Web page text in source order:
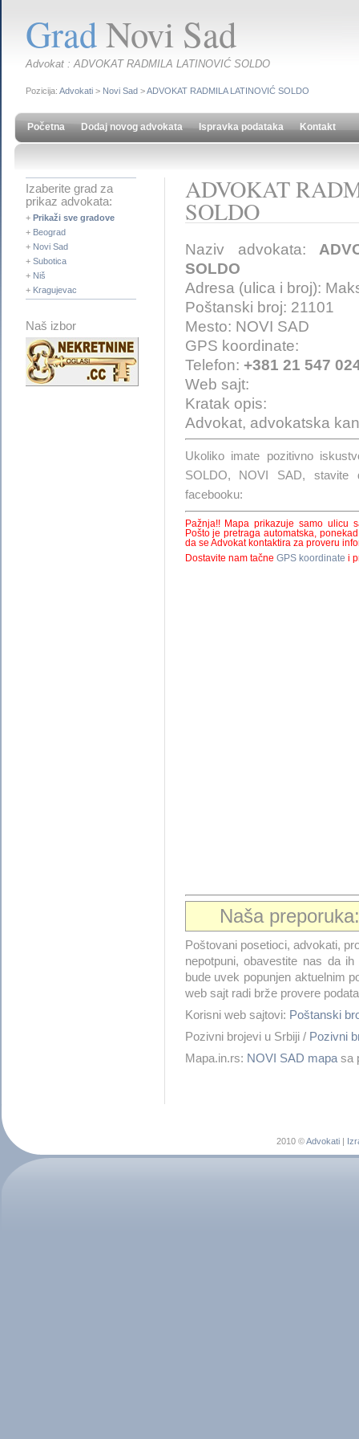
GradNovi Sad
Advokat : ADVOKAT RADMILA LATINOVIĆ SOLDO
Pozicija: Advokati > Novi Sad >ADVOKAT RADMILA LATINOVIĆ SOLDO
Početna Dodaj novog advokata Ispravka podataka Kontakt
Izaberite grad za
prikaz advokata:
+ Prikaži sve gradove
+ Beograd
+ Novi Sad
+ Subotica
+ Niš
+ Kragujevac
Naš izbor
ADVOKAT
SOLDO
Naziv advokata:
SOLDO
Adresa (ulica i broj):
Poštanski broj: 21101
Mesto: NOVI SAD
GPS koordinate:
Telefon: +381 21 547
Web sajt:
Kratak opis:
Advokat, advokatska
Ukoliko imate pozitivno
SOLDO, NOVI SAD,
facebooku:
Pažnja!! Mapa prikazuje samo ulicu
Pošto je pretraga automatska,
da se Advokat kontaktira za proveru
Dostavite nam tačne GPS koordinate i
Naša
Poštovani posetioci, advokati,
nepotpuni, obavestite nas da
bude uvek popunjen aktuelnim
web sajt radi brže provere
Korisni web sajtovi: Poštanski
Pozivni brojevi u Srbiji / Pozivni
Mapa.in.rs: NOVI SAD mapasa
2010 ©Advokati